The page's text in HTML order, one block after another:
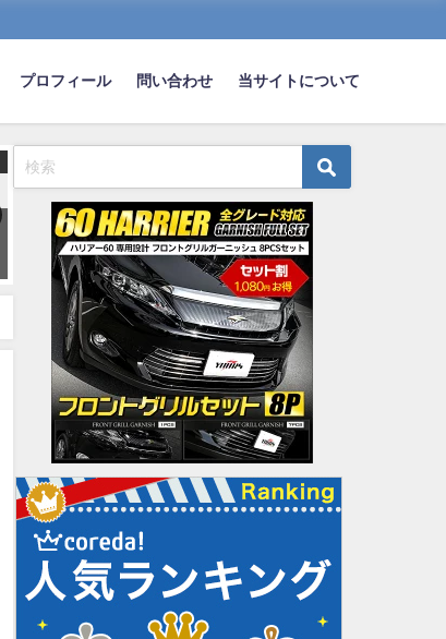
プロフィール 問い合わせ 当サイトについて
【朗報】ダイハツ 屋根が開かな
い「コペン クーペ」を発表
wwwwwwwwwww
2018-12-20
お前らがレクサスに乗らな
🛻💨ポンコツガソリン車に
てる理由wwwwww
2023-07-19